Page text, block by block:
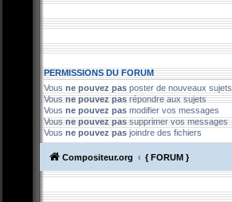
PERMISSIONS DU FORUM
Vous ne pouvez pas poster de nouveaux sujets
Vousne pouvez pasrépondre aux sujets
Vous ne pouvez pas modifier vos messages
Vousne pouvez passupprimer vos messages
Vous ne pouvez pas joindre des fichiers
Compositeur.org { FORUM }